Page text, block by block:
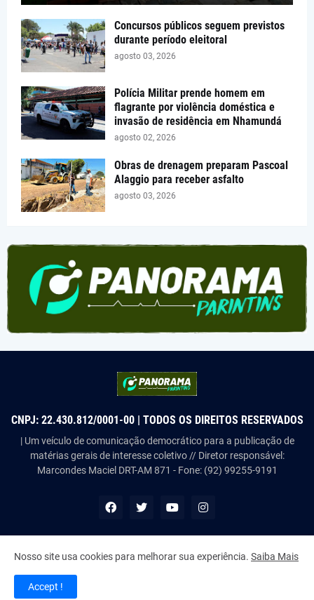
Concursos públicos seguem previstos
durante período eleitoral
agosto 03, 2026
Polícia Militar prende homem em
flagrante por violência doméstica e
invasão de residência em Nhamundá
agosto 02, 2026
Obras de drenagem preparam Pascoal
Alaggio para receber asfalto
agosto 03, 2026
CNPJ: 22.430.812/0001-00 | TODOS OS DIREITOS RESERVADOS
| Um veículo de comunicação democrático para a publicação de
matérias gerais de interesse coletivo // Diretor responsável:
Marcondes Maciel DRT-AM 871 - Fone: (92) 99255-9191
Copyright ©2026Panorama Parintins
Nosso site usa cookies para melhorar sua experiência. Saiba Mais
Accept !